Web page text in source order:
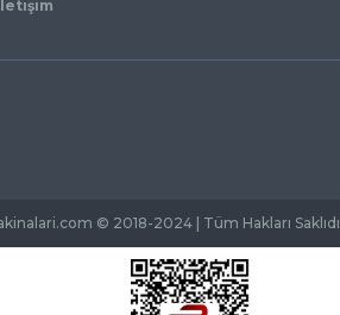
© 2018-2024 | Tüm Hakları